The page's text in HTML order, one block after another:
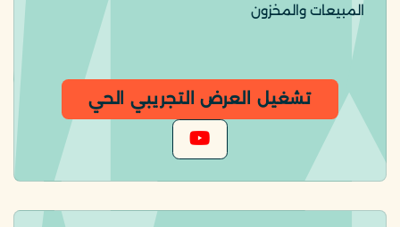
المبيعات والمخزون
تشغيل العرض التجريبي الحي